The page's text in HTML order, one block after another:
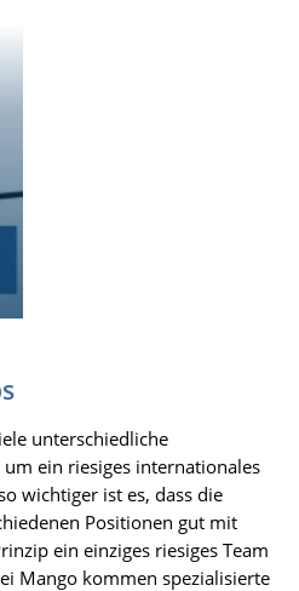
unterschiedliche
ein riesiges internationales
wichtiger ist es, dass die
Positionen gut mit
ein einziges riesiges Team
Mango kommen spezialisierte